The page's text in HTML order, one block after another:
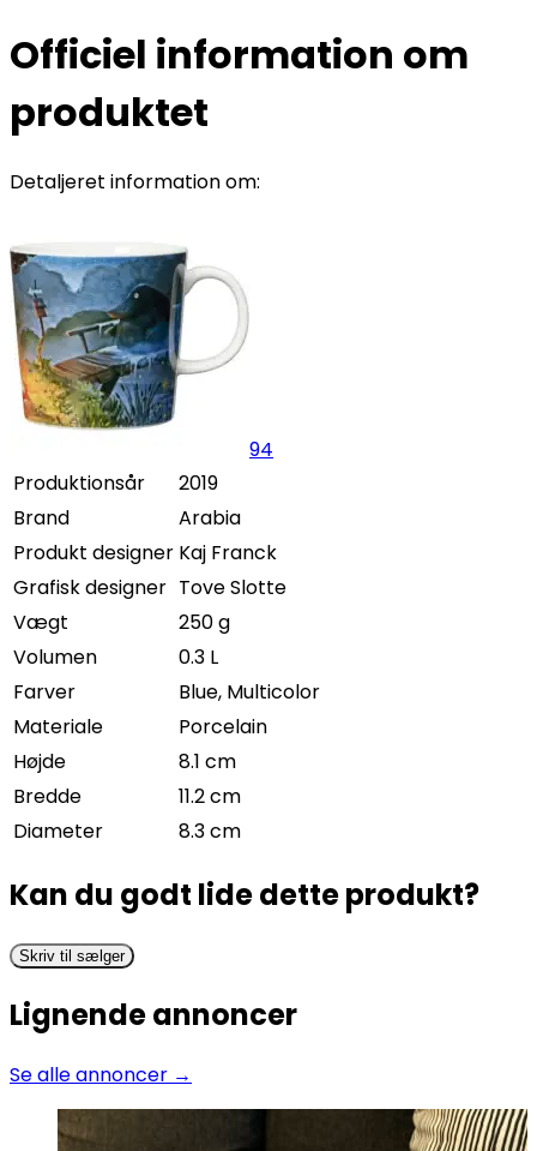
Officiel information om
produktet
Detaljeret information om:
94
Produktionsår
2019
Brand
Arabia
Produkt designer Kaj Franck
Grafisk designer Tove Slotte
Vægt
250 g
Volumen
0.3 L
Farver
Blue, Multicolor
Materiale
Porcelain
Højde
8.1 cm
Bredde
11.2 cm
Diameter
8.3 cm
Kan du godt lide dette produkt?
Skriv til sælger
Lignende annoncer
Se alle annoncer →